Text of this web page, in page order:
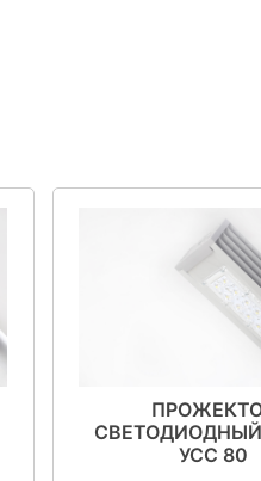
СВЕТОДИОДНЫЙ
УСС 80